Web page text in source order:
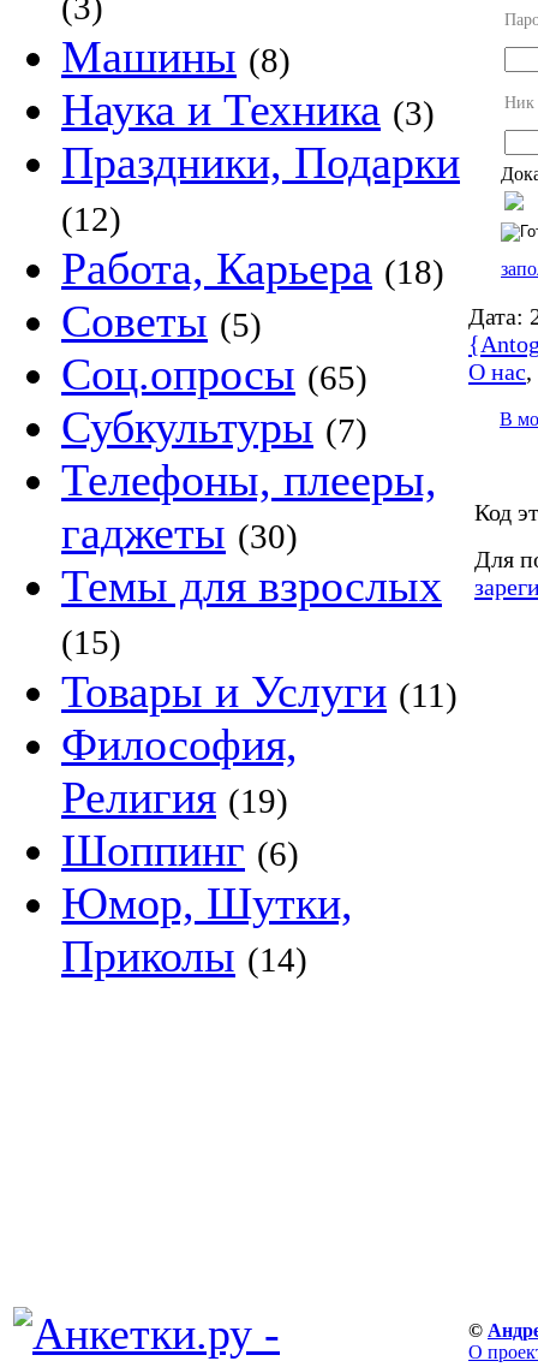
Машины (8)
Наука и Техника (3)
Праздники, Подарки
(12)
Работа, Карьера (18)
Советы (5)
Соц.опросы (65)
Субкультуры (7)
Телефоны, плееры,
гаджеты (30)
Темы для взрослых
(15)
Товары и Услуги (11)
Философия,
Религия (19)
Шоппинг (6)
Юмор, Шутки,
Приколы (14)
Ник
Дата:
О нас
В
Код
Для
©
О